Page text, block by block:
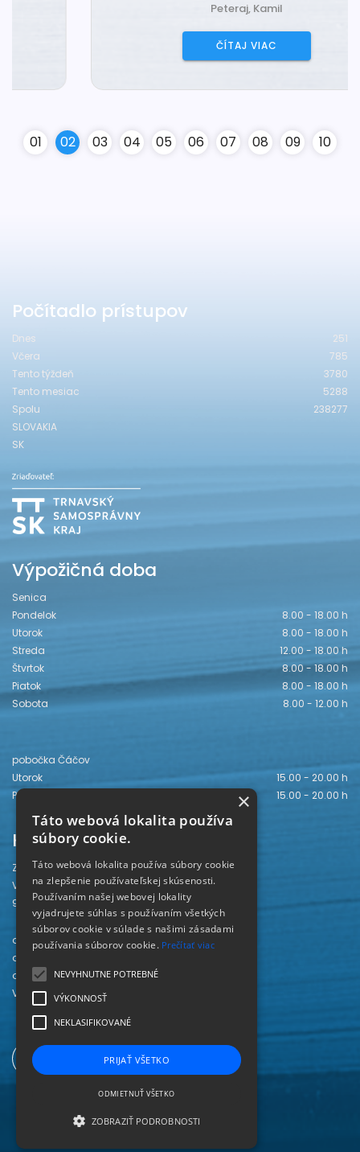
Peteraj, Kamil
01 02 03 04 05 06 07 08 09 10
Počítadlo prístupov
Dnes
251
Včera
785
Tento týždeň
3780
Tento mesiac
5288
Spolu
238277
SLOVAKIA
SK
Výpožičná doba
Senica
Pondelok
8.00 - 18.00 h
Utorok
8.00 - 18.00 h
Streda
12.00 - 18.00 h
Štvrtok
8.00 - 18.00 h
Piatok
8.00 - 18.00 h
Sobota
8.00 - 12.00 h
pobočka Čáčov
Utorok
15.00 - 20.00 h
Piatok
15.00 - 20.00 h
Kontakt
Záhorská knižnica
Vajanského 28
905 01 Senica
odd. beletrie 034/654 3780
odd. odbornej literatúry 034/651 2710
odd. pre deti a mládež 034/654 6519
Viac kontaktov nájdete
×
Táto webová lokalita používa
súbory cookie.
Táto webová lokalita používa súbory cookie
na zlepšenie používateľskej skúsenosti.
Používaním našej webovej lokality
vyjadrujete súhlas s používaním všetkých
súborov cookie v súlade s našimi zásadami
používania súborov cookie. Prečítať viac
NEVYHNUTNE POTREBNÉ
VÝKONNOSŤ
NEKLASIFIKOVANÉ
PRIJAŤ VŠETKO
ODMIETNUŤ VŠETKO
ZOBRAZIŤ PODROBNOSTI